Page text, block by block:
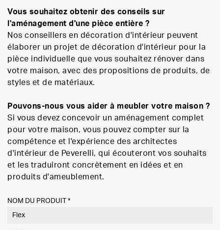
Vous souhaitez obtenir des conseils sur
l'aménagement d'une pièce entière ?
Nos conseillers en décoration d'intérieur peuvent
élaborer un projet de décoration d'intérieur pour la
pièce individuelle que vous souhaitez rénover dans
votre maison, avec des propositions de produits, de
styles et de matériaux.
Pouvons-nous vous aider à meubler votre maison ?
Si vous devez concevoir un aménagement complet
pour votre maison, vous pouvez compter sur la
compétence et l'expérience des architectes
d'intérieur de Peverelli, qui écouteront vos souhaits
et les traduiront concrètement en idées et en
produits d'ameublement.
NOM DU PRODUIT *